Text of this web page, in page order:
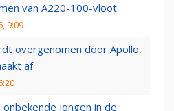
van A220-100-vloot
9:09
overgenomen door Apollo,
af
onbekende jongen in de